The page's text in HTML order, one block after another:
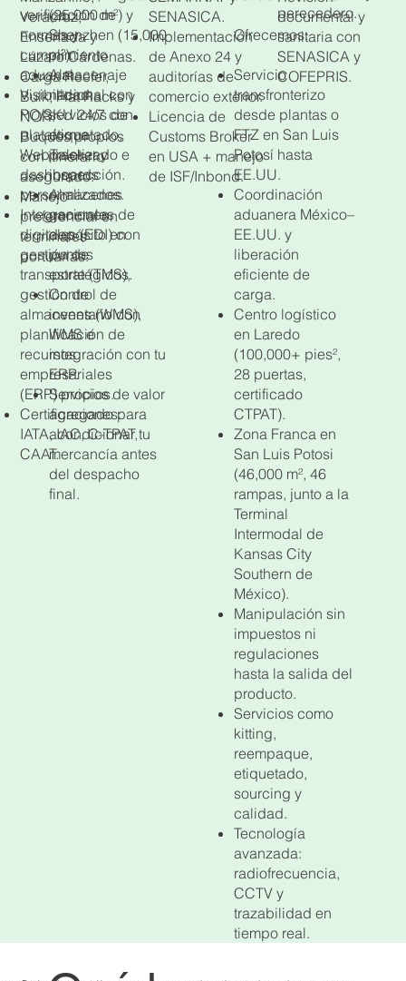
verificación de
normas y
cumplimiento
aduanal.
Visibilidad
PO/SKU 24/7 con
plataforma
WebTracker y
dashboards
personalizados.
Integraciones
digitales (EDI) con
gestión de
transporte (TMS),
gestión de
almacenes (WMS),
planificación de
recursos
empresariales
(ERP) propios.
Certificaciones:
IATA, IAC, C-TPAT,
CAAT.
perecedero.
Veracruz,
Ensenada y
Lázaro Cárdenas.
Carga Reefer,
Bulk, Flat Racks y
NOR.
Buques propios
con itinerario
asegurado.
Manejo
preferencial en
terminales
portuarias.
SENASICA.
Implementación
de Anexo 24 y
auditorías de
comercio exterior.
Licencia de
Customs Broker
en USA + manejo
de ISF/Inbond.
documental y
sanitaria con
SENASICA y
COFEPRIS.
(25,000 m²) y
Shenzhen (15,000
m²).
Almacenaje
nacional con
servicios de
etiquetado,
paletizado e
inspección.
Almacenes
generales de
depósito en
puntos
estratégicos.
Control de
inventario con
WMS e
integración con tu
ERP.
Servicios de valor
agregado para
acondicionar tu
mercancía antes
del despacho
final.
Ofrecemos:
Servicio
transfronterizo
desde plantas o
FTZ en San Luis
Potosí hasta
EE.UU.
Coordinación
aduanera México–
EE.UU. y
liberación
eficiente de
carga.
Centro logístico
en Laredo
(100,000+ pies²,
28 puertas,
certificado
CTPAT).
Zona Franca en
San Luis Potosi
(46,000 m², 46
rampas, junto a la
Terminal
Intermodal de
Kansas City
Southern de
México).
Manipulación sin
impuestos ni
regulaciones
hasta la salida del
producto.
Servicios como
kitting,
reempaque,
etiquetado,
sourcing y
calidad.
Tecnología
avanzada:
radiofrecuencia,
CCTV y
trazabilidad en
tiempo real.